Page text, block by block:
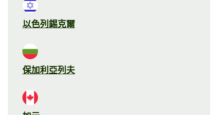
以色列錫克爾
保加利亞列夫